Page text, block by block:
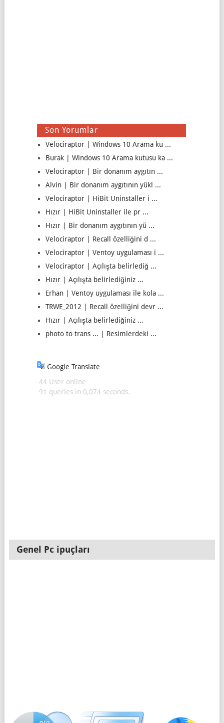
Son Yorumlar
Velociraptor | Windows 10 Arama ku ...
Burak | Windows 10 Arama kutusu ka ...
Velociraptor | Bir donanım aygıtın ...
Alvin | Bir donanım aygıtının yükl ...
Velociraptor | HiBit Uninstaller i ...
Hızır | HiBit Uninstaller ile pr ...
Hızır | Bir donanım aygıtının yü ...
Velociraptor | Recall özelliğini d ...
Velociraptor | Ventoy uygulaması i ...
Velociraptor | Açılışta belirlediğ ...
Hızır | Açılışta belirlediğiniz ...
Erhan | Ventoy uygulaması ile kola ...
TRWE_2012 | Recall özelliğini devr ...
Hızır | Açılışta belirlediğiniz ...
photo to trans ... | Resimlerdeki ...
Google Translate
44 User online
91 queries in 0,074 seconds.
Genel Pc ipuçları